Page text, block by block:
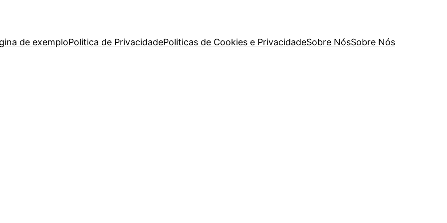
de exemploPolitica de PrivacidadePoliticas de Cookies e PrivacidadeSobre NósSobre Nós